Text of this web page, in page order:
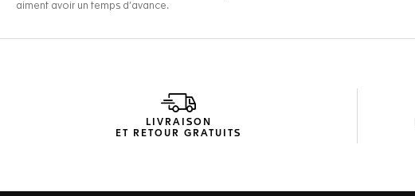
LIVRAISON
ET RETOUR GRATUITS